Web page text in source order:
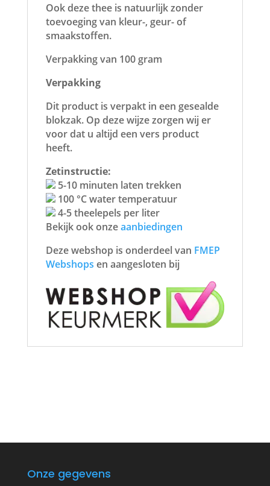
Ook deze thee is natuurlijk zonder
toevoeging van kleur-, geur- of
smaakstoffen.
Verpakking van 100 gram
Verpakking
Dit product is verpakt in een gesealde
blokzak. Op deze wijze zorgen wij er
voor dat u altijd een vers product
heeft.
Zetinstructie:
5-10 minuten laten trekken
100 °C water temperatuur
4-5 theelepels per liter
Bekijk ook onzeaanbiedingen
Deze webshop is onderdeel van FMEP
Webshops en aangesloten bij
Onze gegevens